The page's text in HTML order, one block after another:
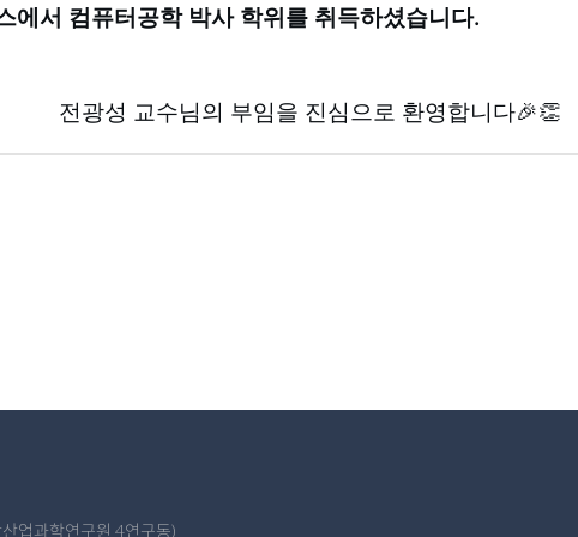
에서 컴퓨터공학 박사 학위를 취득하셨습니다.
전광성 교수님의 부임을 진심으로 환영합니다🎉👏
업과학연구원 4연구동)